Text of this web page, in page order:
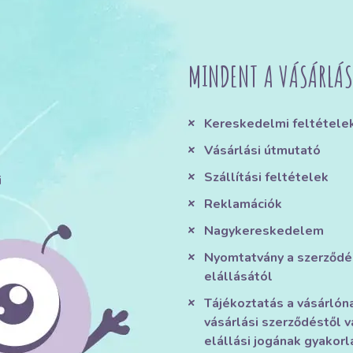
MINDENT A
Kereskedelmi
Vásárlási útmutató
Szállítási feltételek
Reklamációk
Nagykereskedelem
Nyomtatvány a
elállásától
Tájékoztatás a
vásárlási szerződéstől
elállási jogának